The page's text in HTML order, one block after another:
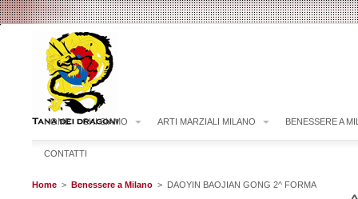
HOME CHI SIAMO ARTI MARZIALI MILANO BENESSERE A
CONTATTI
Home > Benessere a Milano > DAOYIN BAOJIAN GONG 2^ FORMA